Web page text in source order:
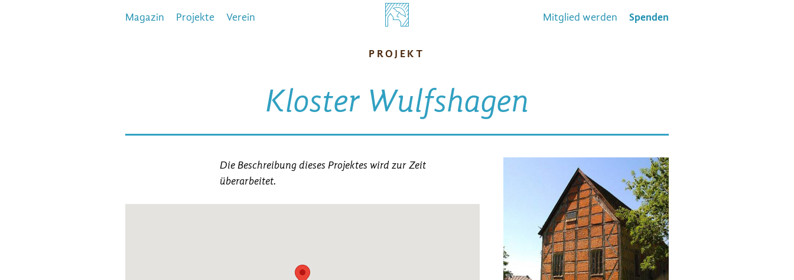
Magazin Projekte Verein Mitglied werden Spenden
PROJEKT
Kloster Wulfshagen
Die Beschreibung dieses Projektes wird zur Zeit
überarbeitet.